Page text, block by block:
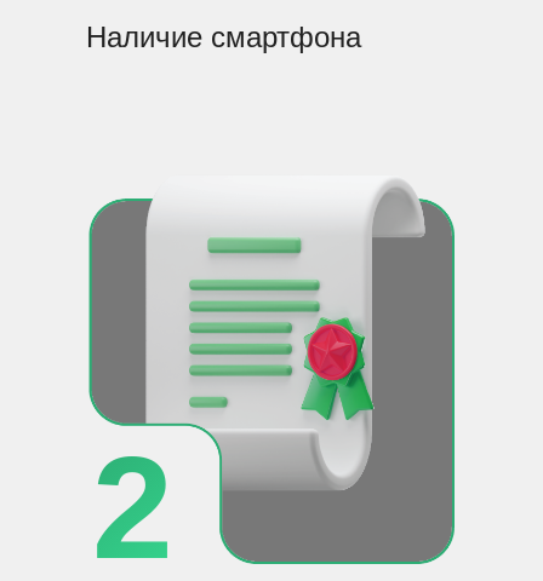
Наличие смартфона
2